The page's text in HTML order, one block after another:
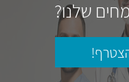
שלנו?